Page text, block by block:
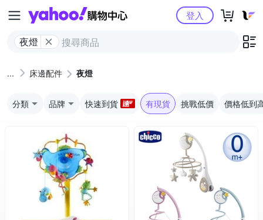
Yahoo購物中心
夜燈
登入
床邊配件 夜燈
分類 品牌 快速到貨 有現貨 挑戰低價 價格低到